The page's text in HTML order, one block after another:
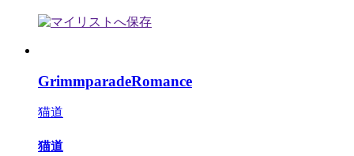
GrimmparadeRomance
猫道
猫道